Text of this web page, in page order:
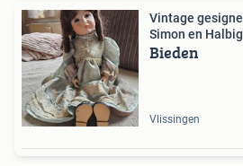
Vintage gesigneerde bisque pop van
Simon en Halbig
Bieden
Vlissingen